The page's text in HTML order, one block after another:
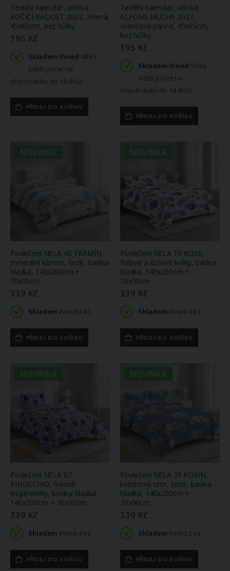
Textilní kalendář, utěrka
KOČIČÍ RADOST 2027, zelená,
45x65cm, bez hůlky
195 Kč
Skladem ihned 48 ks
(větší počet na
objednávku do 14 dnů)
PŘIDEJ DO KOŠÍKU
Textilní kalendář, utěrka
ALFONS MUCHA 2027,
oranžová panna, 45x65cm,
bez hůlky
195 Kč
Skladem ihned 50 ks
(větší počet na
objednávku do 14 dnů)
PŘIDEJ DO KOŠÍKU
NOVINKA
Povlečení NELA 45 TRAMÍN,
minerální kámen, šedé, bavlna
hladká, 140x200cm +
70x90cm
339 Kč
Skladem ihned 4 ks
PŘIDEJ DO KOŠÍKU
NOVINKA
Povlečení NELA 15 ROSE,
fialové a růžové květy, bavlna
hladká, 140x200cm +
70x90cm
339 Kč
Skladem ihned 4 ks
PŘIDEJ DO KOŠÍKU
NOVINKA
Povlečení NELA 07
PINOCCHIO, fialové
trojúhelníky, bavlna hladká,
140x200cm + 70x90cm
339 Kč
Skladem ihned 4 ks
PŘIDEJ DO KOŠÍKU
NOVINKA
Povlečení NELA 29 KORIN,
květinový vzor, šedé, bavlna
hladká, 140x200cm +
70x90cm
339 Kč
Skladem ihned 2 ks
PŘIDEJ DO KOŠÍKU